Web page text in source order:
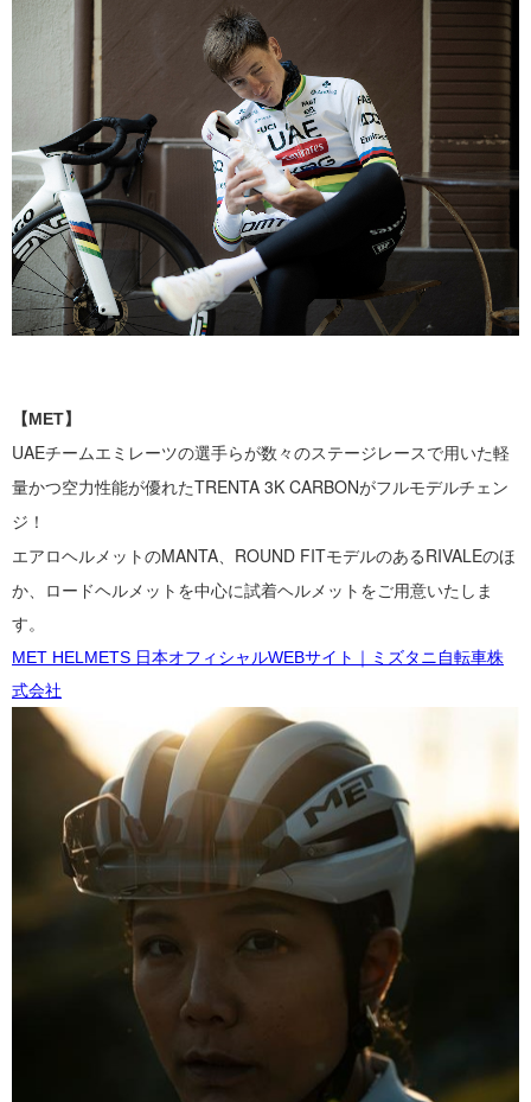
【MET】
UAEチームエミレーツの選手らが数々のステージレースで用いた軽
量かつ空力性能が優れたTRENTA 3K CARBONがフルモデルチェン
ジ！
エアロヘルメットのMANTA、 ROUND FITモデルのあるRIVALEのほ
か、
ロードヘルメットを中心に試着ヘルメットをご用意いたしま
す。
MET HELMETS 日本オフィシャルWEBサイト｜ミズタニ自転車株
式会社